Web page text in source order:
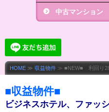
中古マンション
HOME ≫ 収益物件 ≫ ■NEW■ 利回り
■収益物件■
ビジネスホテル、ファッ